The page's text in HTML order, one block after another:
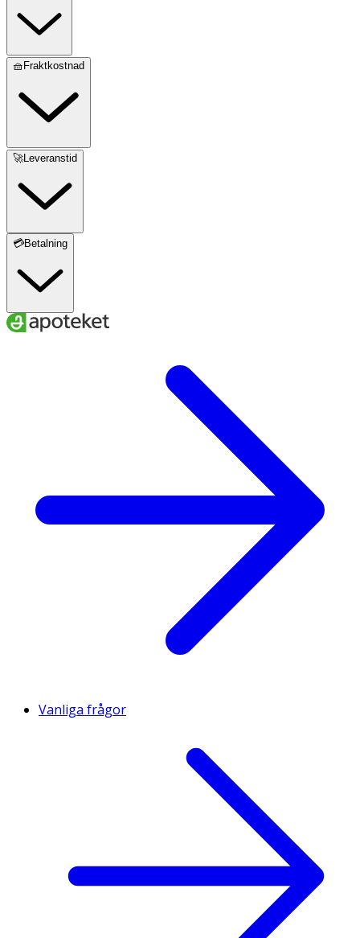
🧺Fraktkostnad
🚀Leveranstid
💳Betalning
Vanliga frågor